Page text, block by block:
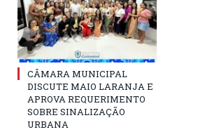
CÂMARA MUNICIPAL
DISCUTE MAIO LARANJA E
APROVA REQUERIMENTO
SOBRE SINALIZAÇÃO
URBANA